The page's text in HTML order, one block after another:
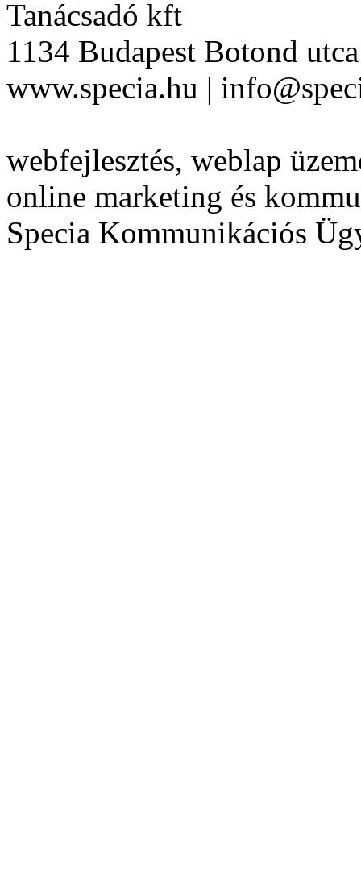
Tanácsadó kft
1134 Budapest Botond
www.specia.hu |
webfejlesztés, weblap
online marketing és
Specia Kommunikációs